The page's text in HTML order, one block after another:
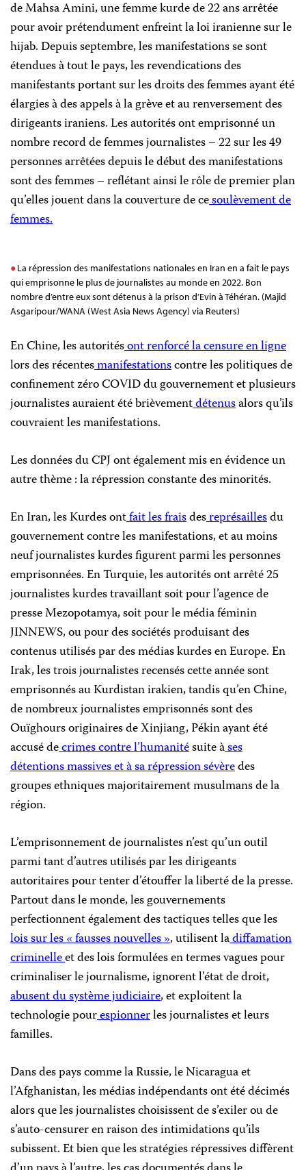
de Mahsa Amini, une femme kurde de 22 ans arrêtée
pour avoir prétendument enfreint la loi iranienne sur le
hijab. Depuis septembre, les manifestations se sont
étendues à tout le pays, les revendications des
manifestants portant sur les droits des femmes ayant été
élargies à des appels à la grève et au renversement des
dirigeants iraniens. Les autorités ont emprisonné un
nombre record de femmes journalistes – 22 sur les 49
personnes arrêtées depuis le début des manifestations
sont des femmes – reflétant ainsi le rôle de premier plan
qu’elles jouent dans la couverture de cesoulèvement de
femmes.
La répression des manifestations nationales en Iran en a fait le pays
qui emprisonne le plus de journalistes au monde en 2022. Bon
nombre d’entre eux sont détenus à la prison d’Evin à Téhéran. (Majid
Asgaripour/WANA (West Asia News Agency) via Reuters)
En Chine, les autoritésont renforcé la censure en ligne
lors des récentesmanifestationscontre les politiques de
confinement zéro COVID du gouvernement et plusieurs
journalistes auraient été brièvementdétenusalors qu’ils
couvraient les manifestations.
Les données du CPJ ont également mis en évidence un
autre thème : la répression constante des minorités.
En Iran, les Kurdes ontfait les fraisdesreprésaillesdu
gouvernement contre les manifestations, et au moins
neuf journalistes kurdes figurent parmi les personnes
emprisonnées. En Turquie, les autorités ont arrêté 25
journalistes kurdes travaillant soit pour l’agence de
presse Mezopotamya, soit pour le média féminin
JINNEWS, ou pour des sociétés produisant des
contenus utilisés par des médias kurdes en Europe. En
Irak, les trois journalistes recensés cette année sont
emprisonnés au Kurdistan irakien, tandis qu’en Chine,
de nombreux journalistes emprisonnés sont des
Ouïghours originaires de Xinjiang, Pékin ayant été
accusé decrimes contre l’humanitésuite àses
détentions massives et à sa répression sévèredes
groupes ethniques majoritairement musulmans de la
région.
L’emprisonnement de journalistes n’est qu’un outil
parmi tant d’autres utilisés par les dirigeants
autoritaires pour tenter d’étouffer la liberté de la presse.
Partout dans le monde, les gouvernements
perfectionnent également des tactiques telles que les
lois sur les « fausses nouvelles », utilisent ladiffamation
criminelleet des lois formulées en termes vagues pour
criminaliser le journalisme, ignorent l’état de droit,
abusent du système judiciaire, et exploitent la
technologie pourespionnerles journalistes et leurs
familles.
Dans des pays comme la Russie, le Nicaragua et
l’Afghanistan, les médias indépendants ont été décimés
alors que les journalistes choisissent de s’exiler ou de
s’auto-censurer en raison des intimidations qu’ils
subissent. Et bien que les stratégies répressives diffèrent